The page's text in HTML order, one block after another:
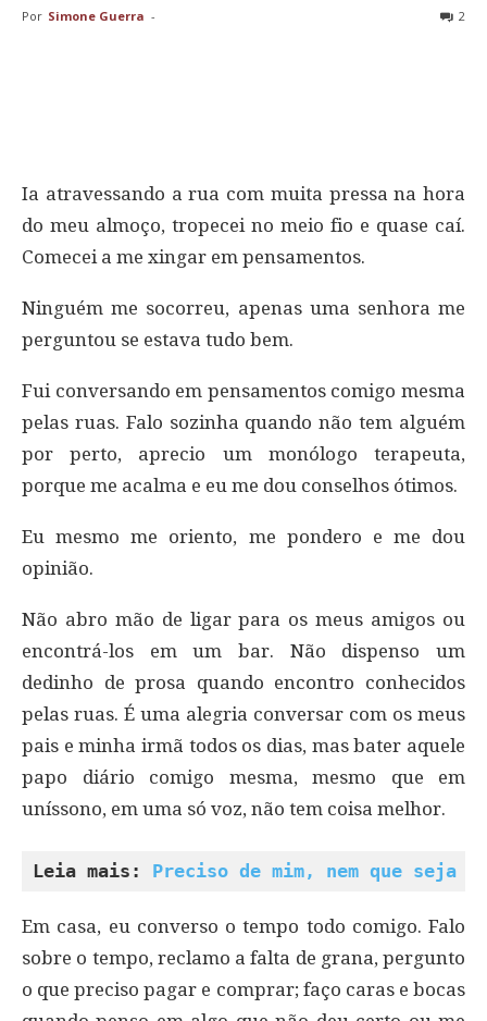
Por Simone Guerra - 2
Ia atravessando a rua com muita pressa na hora
do meu almoço, tropecei no meio fio e quase caí.
Comecei a me xingar em pensamentos.
Ninguém me socorreu, apenas uma senhora me
perguntou se estava tudo bem.
Fui conversando em pensamentos comigo mesma
pelas ruas. Falo sozinha quando não tem alguém
por perto, aprecio um monólogo terapeuta,
porque me acalma e eu me dou conselhos ótimos.
Eu mesmo me oriento, me pondero e me dou
opinião.
Não abro mão de ligar para os meus amigos ou
encontrá-los em um bar. Não dispenso um
dedinho de prosa quando encontro conhecidos
pelas ruas. É uma alegria conversar com os meus
pais e minha irmã todos os dias, mas bater aquele
papo diário comigo mesma, mesmo que em
uníssono, em uma só voz, não tem coisa melhor.
Leia mais: Preciso de mim, nem que seja
Em casa, eu converso o tempo todo comigo. Falo
sobre o tempo, reclamo a falta de grana, pergunto
o que preciso pagar e comprar; faço caras e bocas